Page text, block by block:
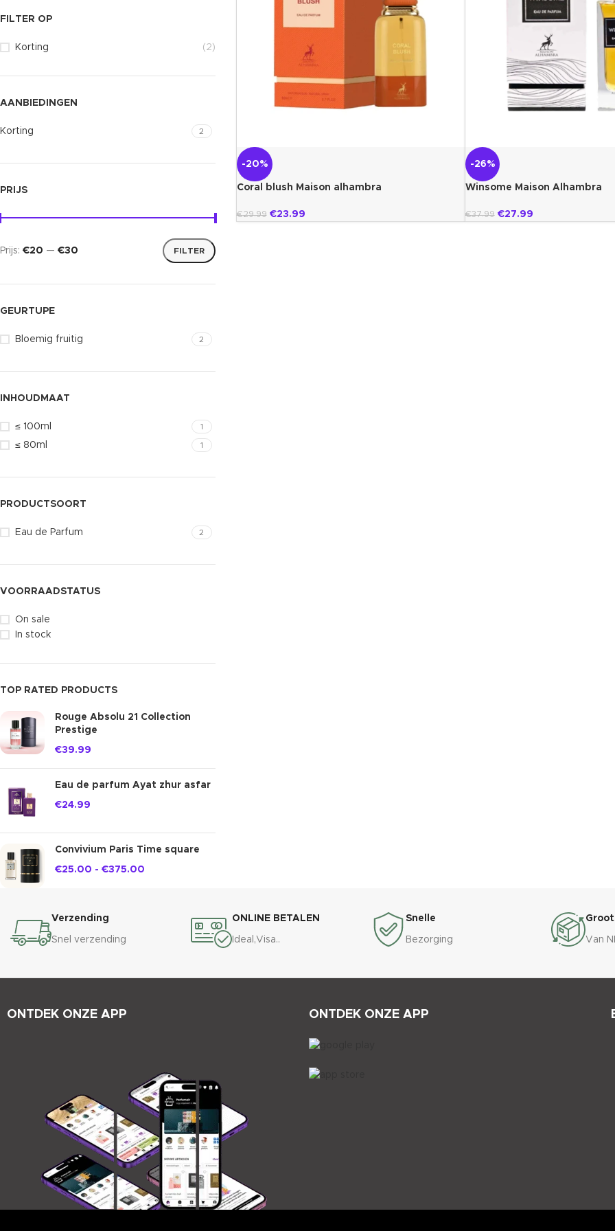
FILTER OP
Korting (2)
AANBIEDINGEN
Korting 2
PRIJS
FILTER
Prijs: €20 — €30
GEURTUPE
Bloemig fruitig 2
INHOUDMAAT
≤ 100ml 1
≤ 80ml 1
PRODUCTSOORT
Eau de Parfum 2
VOORRAADSTATUS
On sale
In stock
TOP RATED PRODUCTS
Rouge Absolu 21 Collection
Prestige
€39.99
Eau de parfum Ayat zhur asfar
€24.99
Convivium Paris Time square
€25.00 - €375.00
-20%
Coral blush Maison alhambra
€29.99 €23.99
-26%
Winsome Maison Alhambra
€37.99 €27.99
Verzending
Snel verzending
ONLINE BETALEN
Ideal,Visa..
Snelle
Bezorging Van
ONTDEK ONZE APP ONTDEK ONZE APP